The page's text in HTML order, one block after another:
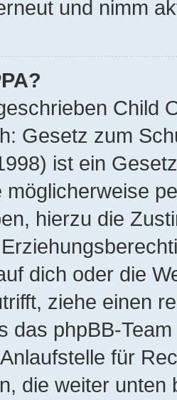
und nimm
Child
Gesetz zum
ist ein
möglicherweise
hierzu die
dich oder die
ziehe einen
das phpBB-
für
die weiter unten